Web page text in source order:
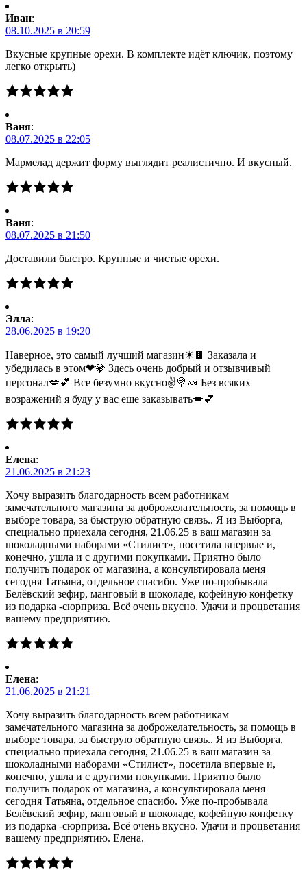
Иван:
08.10.2025 в 20:59
Вкусные крупные орехи. В комплекте идёт ключик, поэтому
легко открыть)
Ваня:
08.07.2025 в 22:05
Мармелад держит форму выглядит реалистично. И вкусный.
Ваня:
08.07.2025 в 21:50
Доставили быстро. Крупные и чистые орехи.
Элла:
28.06.2025 в 19:20
Наверное, это самый лучший магазин☀🍫 Заказала и
убедилась в этом❤💎 Здесь очень добрый и отзывчивый
персонал💋💕 Все безумно вкусно✌🍭🍬 Без всяких
возражений я буду у вас еще заказывать💋💕
Елена:
21.06.2025 в 21:23
Хочу выразить благодарность всем работникам
замечательного магазина за доброжелательность, за помощь в
выборе товара, за быструю обратную связь.. Я из Выборга,
специально приехала сегодня, 21.06.25 в ваш магазин за
шоколадными наборами «Стилист», посетила впервые и,
конечно, ушла и с другими покупками. Приятно было
получить подарок от магазина, а консультировала меня
сегодня Татьяна, отдельное спасибо. Уже по-пробывала
Белёвский зефир, манговый в шоколаде, кофейную конфетку
из подарка -сюрприза. Всё очень вкусно. Удачи и процветания
вашему предприятию.
Елена:
21.06.2025 в 21:21
Хочу выразить благодарность всем работникам
замечательного магазина за доброжелательность, за помощь в
выборе товара, за быструю обратную связь.. Я из Выборга,
специально приехала сегодня, 21.06.25 в ваш магазин за
шоколадными наборами «Стилист», посетила впервые и,
конечно, ушла и с другими покупками. Приятно было
получить подарок от магазина, а консультировала меня
сегодня Татьяна, отдельное спасибо. Уже по-пробывала
Белёвский зефир, манговый в шоколаде, кофейную конфетку
из подарка -сюрприза. Всё очень вкусно. Удачи и процветания
вашему предприятию. Елена.